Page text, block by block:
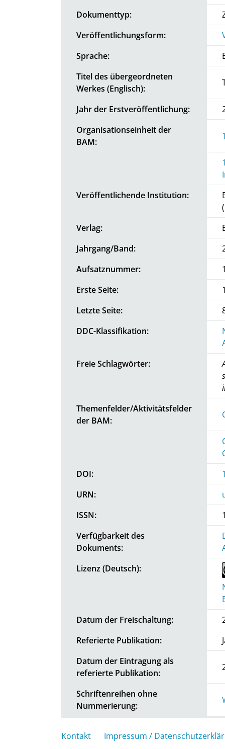
Dokumenttyp:
Veröffentlichungsform:
Sprache:
Titel des übergeordneten
Werkes (Englisch):
Jahr der Erstveröffentlichung:
Organisationseinheit der
BAM:
Veröffentlichende Institution:
Verlag:
Jahrgang/Band:
Aufsatznummer:
Erste Seite:
Letzte Seite:
DDC-Klassifikation:
Freie Schlagwörter:
Themenfelder/Aktivitätsfelder
der BAM:
DOI:
URN:
ISSN:
Verfügbarkeit des
Dokuments:
Lizenz (Deutsch):
Datum der Freischaltung:
Referierte Publikation:
Datum der Eintragung als
referierte Publikation:
Schriftenreihen ohne
Nummerierung:
Kontakt Impressum /